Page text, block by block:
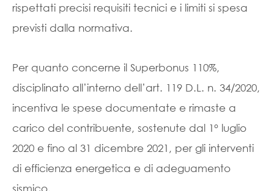
rispettati precisi requisiti tecnici e i limiti si spesa
previsti dalla normativa.
Per quanto concerne il Superbonus 110%,
disciplinato all’interno dell’art. 119 D.L. n. 34/2020,
incentiva le spese documentate e rimaste a
carico del contribuente, sostenute dal 1° luglio
2020 e fino al 31 dicembre 2021, per gli interventi
di efficienza energetica e di adeguamento
sismico.